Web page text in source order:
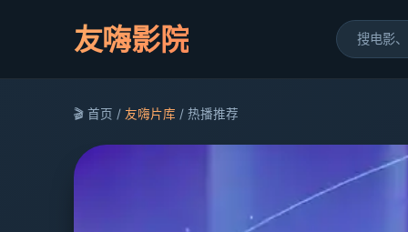
友嗨影院
🎬 首页 / 友嗨片库 / 热播推荐